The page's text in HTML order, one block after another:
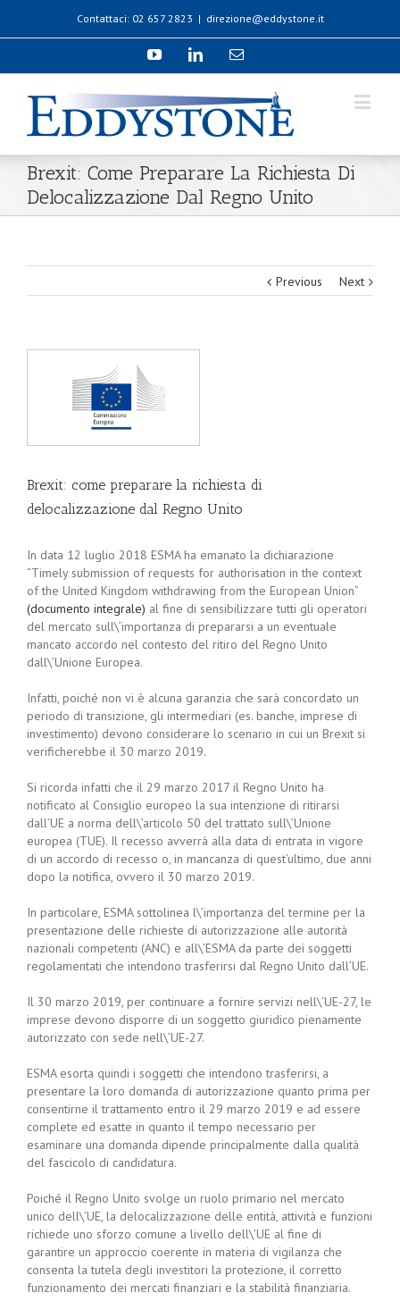
Contattaci: 02 657 2823 | direzione@eddystone.it
Brexit: Come Preparare La Richiesta Di
Delocalizzazione Dal Regno Unito
Previous Next
Brexit: come preparare la richiesta di
delocalizzazione dal Regno Unito
In data 12 luglio 2018 ESMA ha emanato la dichiarazione
“Timely submission of requests for authorisation in the context
of the United Kingdom withdrawing from the European Union”
(documento integrale) al fine di sensibilizzare tutti gli operatori
del mercato sull\’importanza di prepararsi a un eventuale
mancato accordo nel contesto del ritiro del Regno Unito
dall\’Unione Europea.
Infatti, poiché non vi è alcuna garanzia che sarà concordato un
periodo di transizione, gli intermediari (es. banche, imprese di
investimento) devono considerare lo scenario in cui un Brexit si
verificherebbe il 30 marzo 2019.
Si ricorda infatti che il 29 marzo 2017 il Regno Unito ha
notificato al Consiglio europeo la sua intenzione di ritirarsi
dall’UE a norma dell\’articolo 50 del trattato sull\’Unione
europea (TUE). Il recesso avverrà alla data di entrata in vigore
di un accordo di recesso o, in mancanza di quest’ultimo, due anni
dopo la notifica, ovvero il 30 marzo 2019.
In particolare, ESMA sottolinea l\’importanza del termine per la
presentazione delle richieste di autorizzazione alle autorità
nazionali competenti (ANC) e all\’ESMA da parte dei soggetti
regolamentati che intendono trasferirsi dal Regno Unito dall’UE.
Il 30 marzo 2019, per continuare a fornire servizi nell\’UE-27, le
imprese devono disporre di un soggetto giuridico pienamente
autorizzato con sede nell\’UE-27.
ESMA esorta quindi i soggetti che intendono trasferirsi, a
presentare la loro domanda di autorizzazione quanto prima per
consentirne il trattamento entro il 29 marzo 2019 e ad essere
complete ed esatte in quanto il tempo necessario per
esaminare una domanda dipende principalmente dalla qualità
del fascicolo di candidatura.
Poiché il Regno Unito svolge un ruolo primario nel mercato
unico dell\’UE, la delocalizzazione delle entità, attività e funzioni
richiede uno sforzo comune a livello dell\’UE al fine di
garantire un approccio coerente in materia di vigilanza che
consenta la tutela degli investitori la protezione, il corretto
funzionamento dei mercati finanziari e la stabilità finanziaria.